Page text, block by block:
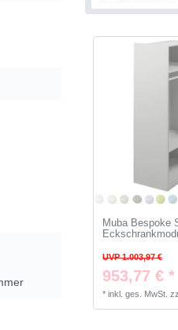
Muba Bespoke
UVP 1.003,97 €
953,77 € *
*inkl. ges. MwSt.